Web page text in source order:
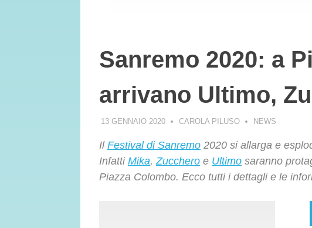
Sanremo 2020: a
arrivano Ultimo,
13 GENNAIO 2020 CAROLA PILUSO NEWS
Il Festival di Sanremo 2020 si allarga e
Infatti Mika,Zucchero e Ultimo saranno
Piazza Colombo. Ecco tutti i dettagli e le